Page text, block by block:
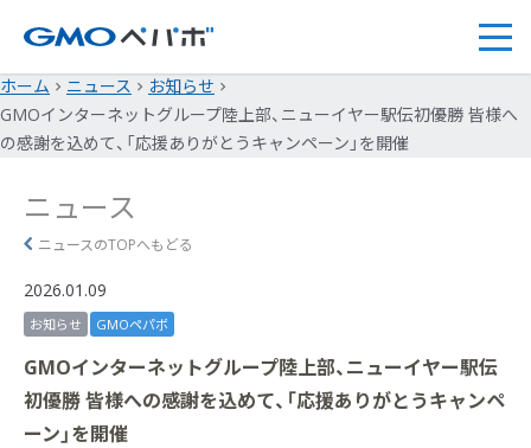
ホーム ニュース
お知らせ
GMOインターネットグループ陸上部、ニューイヤー駅伝初優勝 皆様へ
の感謝を込めて、「応援ありがとうキャンペーン」を開催
ニュース
ニュースのTOPへもどる
2026.01.09
お知らせ GMOペパボ
GMOインターネットグループ陸上部、ニューイヤー駅伝
初優勝 皆様への感謝を込めて、「応援ありがとうキャンペ
ーン」を開催